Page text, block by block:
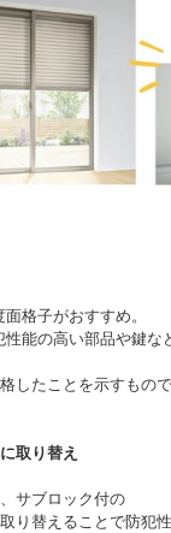
面格子がおすすめ。
能の高い部品や鍵な
したことを示すもので
取り替え
サブロック付の
り替えることで防犯